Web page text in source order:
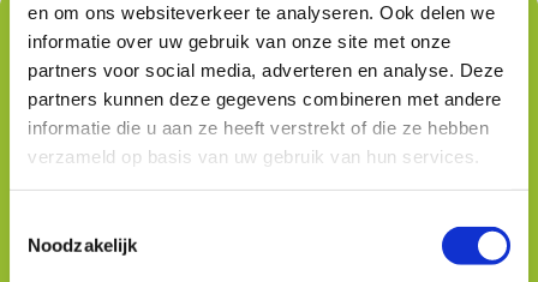
en om ons websiteverkeer te analyseren. Ook delen we
informatie over uw gebruik van onze site met onze
partners voor social media, adverteren en analyse. Deze
partners kunnen deze gegevens combineren met andere
informatie die u aan ze heeft verstrekt of die ze hebben
verzameld op basis van uw gebruik van hun services.
Noodzakelijk
Gratis advies ontvangen
Volledige
naam
* *
mail